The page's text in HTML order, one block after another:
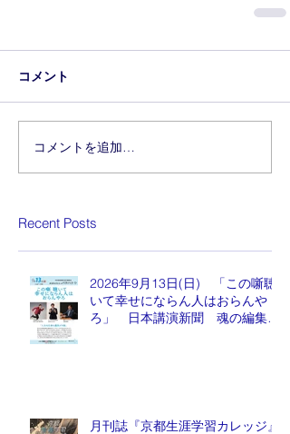
コメント
コメントを追加…
Recent Posts
2026年9月13日(日) 「この噺聴
いて幸せにならん人はおらんや
ろ」 日本講演新聞 魂の編集
月刊誌『京都生涯学習カレッジ』